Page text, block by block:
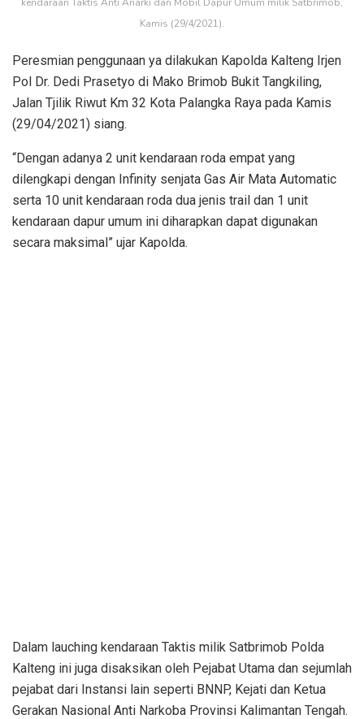
Kamis (29/4/2021).
Peresmian penggunaan ya dilakukan Kapolda Kalteng Irjen
Pol Dr. Dedi Prasetyo di Mako Brimob Bukit Tangkiling,
Jalan Tjilik Riwut Km 32 Kota Palangka Raya pada Kamis
(29/04/2021) siang.
“Dengan adanya 2 unit kendaraan roda empat yang
dilengkapi dengan Infinity senjata Gas Air Mata Automatic
serta 10 unit kendaraan roda dua jenis trail dan 1 unit
kendaraan dapur umum ini diharapkan dapat digunakan
secara maksimal” ujar Kapolda.
Dalam lauching kendaraan Taktis milik Satbrimob Polda
Kalteng ini juga disaksikan oleh Pejabat Utama dan sejumlah
pejabat dari Instansi lain seperti BNNP, Kejati dan Ketua
Gerakan Nasional Anti Narkoba Provinsi Kalimantan Tengah.